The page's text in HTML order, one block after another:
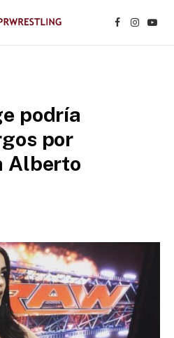
Facebook
podría
por
Alberto